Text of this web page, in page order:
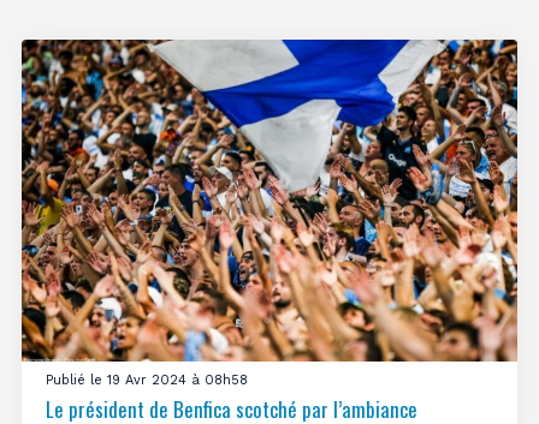
Publié le 19 Avr 2024 à 08h58
Le président de Benfica scotché par l’ambiance